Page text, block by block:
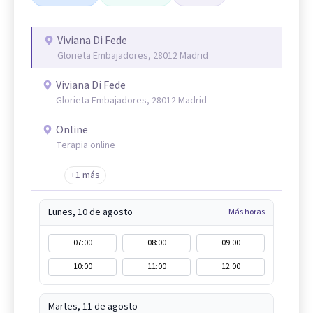
Viviana Di Fede
Glorieta Embajadores, 28012 Madrid
Viviana Di Fede
Glorieta Embajadores, 28012 Madrid
Online
Terapia online
+1 más
Lunes, 10 de agosto Más horas
07:00 08:00
09:00
10:00
11:00 12:00
Martes, 11 de agosto